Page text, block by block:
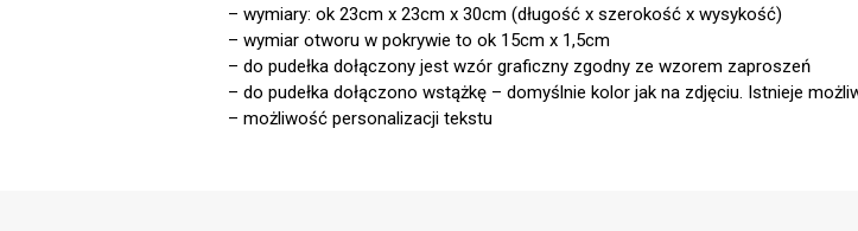
– wymiary: ok 23cm x 23cm x 30cm (długość x szerokość x wysykość)
– wymiar otworu w pokrywie to ok 15cm x 1,5cm
– do pudełka dołączony jest wzór graficzny zgodny ze wzorem zaproszeń
– do pudełka dołączono wstążkę – domyślnie kolor jak na zdjęciu. Istnieje
– możliwość personalizacji tekstu